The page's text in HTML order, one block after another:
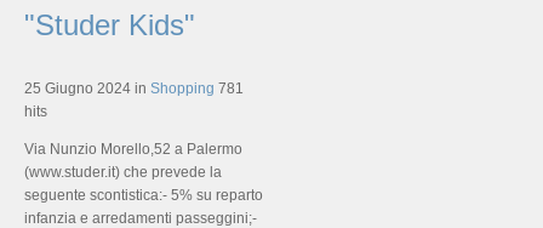
"Studer Kids"
25 Giugno 2024 in Shopping 781
hits
Via Nunzio Morello,52 a Palermo
(www.studer.it) che prevede la
seguente scontistica:- 5% su reparto
infanzia e arredamenti passeggini;-